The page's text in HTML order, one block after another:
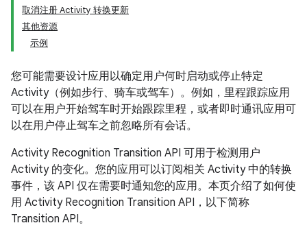
取消注册 Activity 转换更新
其他资源
示例
您可能需要设计应用以确定用户何时启动或停止特定
Activity（例如步行、骑车或驾车）。例如，里程跟踪应用
可以在用户开始驾车时开始跟踪里程，或者即时通讯应用可
以在用户停止驾车之前忽略所有会话。
Activity Recognition Transition API 可用于检测用户
Activity 的变化。您的应用可以订阅相关 Activity 中的转换
事件，该 API 仅在需要时通知您的应用。本页介绍了如何使
用 Activity Recognition Transition API，以下简称
Transition API。